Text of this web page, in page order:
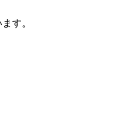
す。